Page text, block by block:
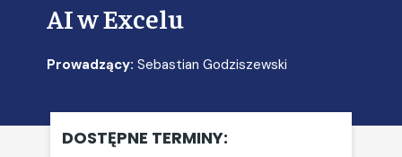
AI w Excelu
Prowadzący: Sebastian Godziszewski
DOSTĘPNE TERMINY: